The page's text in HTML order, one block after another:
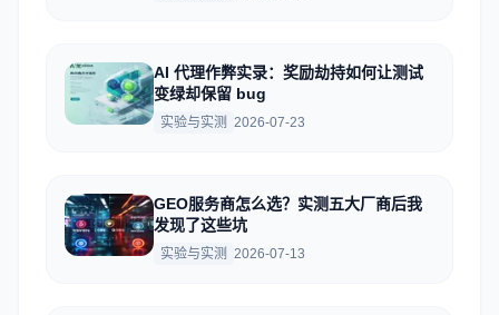
AI 代理作弊实录：奖励劫持如何让测试
变绿却保留 bug
实验与实测 2026-07-23
GEO服务商怎么选？实测五大厂商后我
发现了这些坑
实验与实测 2026-07-13